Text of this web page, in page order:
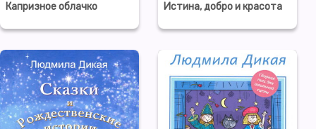
Капризное облачко
Истина, добро и красота